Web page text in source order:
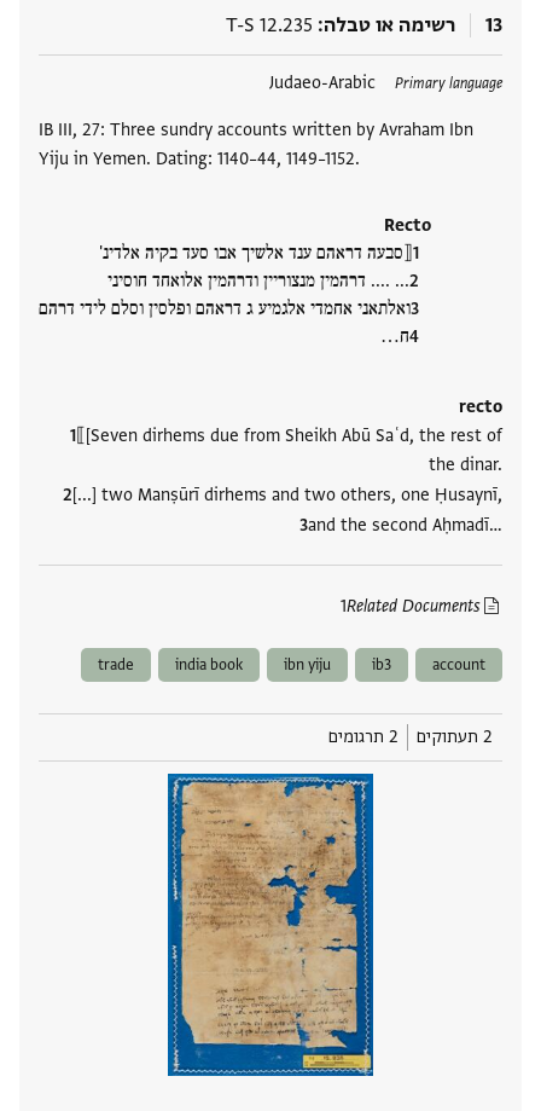
13 רשימה או טבלה T-S 12.235
Primary language
Judaeo-Arabic
IB III, 27: Three sundry accounts written by Avraham Ibn
Yiju in Yemen. Dating: 1140–44, 1149–1152.
Recto
⟦סבעה דראהם ענד אלשיך אבו סעד בקיה אלדינ'
... .... דרהמין מנצוריין ודרהמין אלואחד חוסיני
ואלתאני אחמדי אלגמיע ג דראהם ופלסין וסלם לידי דרהם
ח‮…
recto
⟦[Seven dirhems due from Sheikh Abū Saʿd, the rest of
the dinar.
[...] two Manṣūrī dirhems and two others, one Ḥusaynī,
and the second Aḥmadī‮…
Related Documents
1
תגים
account
ib3
ibn yiju
india book
trade
2 תעתוקים 2 תרגומים